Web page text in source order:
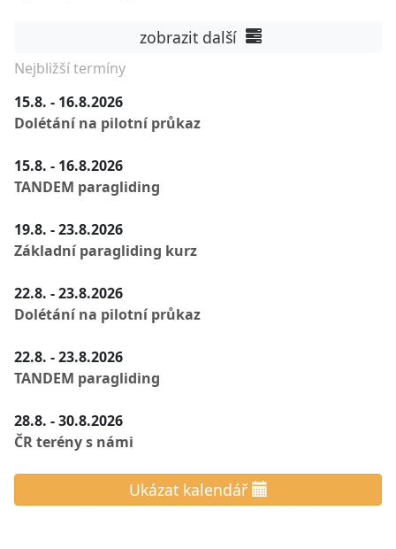
zobrazit další
Nejbližší termíny
15.8. - 16.8.2026
Dolétání na pilotní průkaz
15.8. - 16.8.2026
TANDEM paragliding
19.8. - 23.8.2026
Základní paragliding kurz
22.8. - 23.8.2026
Dolétání na pilotní průkaz
22.8. - 23.8.2026
TANDEM paragliding
28.8. - 30.8.2026
ČR terény s námi
Ukázat kalendář